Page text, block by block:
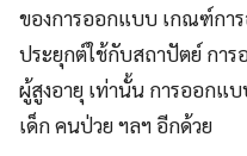
ของการออกแบบ เกณฑ์กา
ประยุกต์ใช้กับสถาปัตย์ กา
ผู้สูงอายุ เท่านั้น การออกแ
เด็ก คนป่วย ฯลฯ อีกด้วย